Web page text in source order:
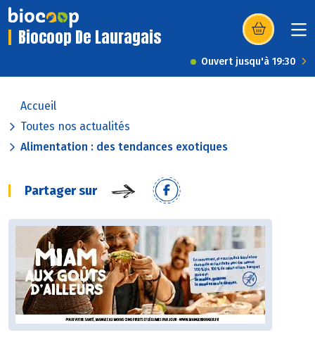
Biocoop De Lauragais (s’ouvre dans
Ouvert jusqu'à 19:30
Accueil
Toutes nos actualités
Alimentation : des tendances exotiques
Partager sur